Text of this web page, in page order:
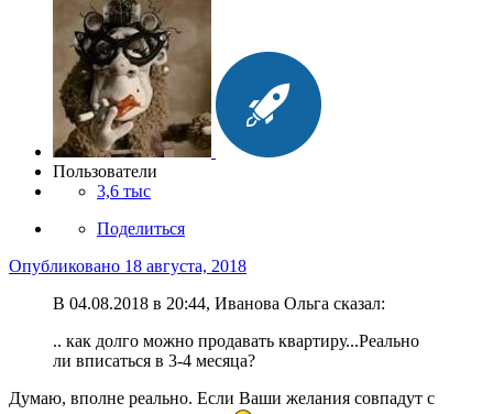
Пользователи
3,6 тыс
Поделиться
Опубликовано 18 августа, 2018
В 04.08.2018 в 20:44, Иванова Ольга сказал:
.. как долго можно продавать квартиру...Реально
ли вписаться в 3-4 месяца?
Думаю, вполне реально. Если Ваши желания совпадут с